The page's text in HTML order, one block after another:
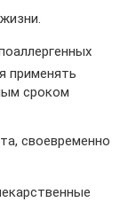
применять
сроком
своевременно